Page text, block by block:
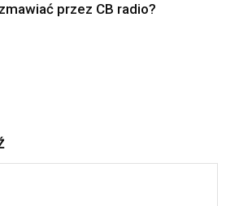
przez CB radio?